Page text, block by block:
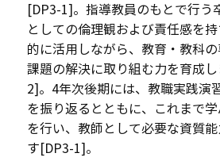
[DP3-1]。指導教員のもとで行う
としての倫理観および責任感を
的に活用しながら、教育・教科
課題の解決に取り組む力を育成
2]。4年次後期には、教職実践演
を振り返るとともに、これまで
を行い、教師として必要な資質
す[DP3-1]。